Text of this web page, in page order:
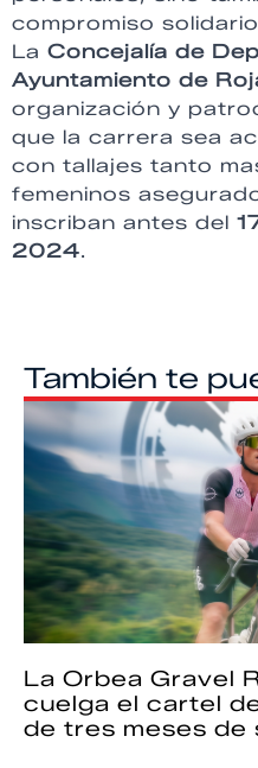
compromiso
La Concejalía de
Ayuntamiento de
organización y
que la carrera sea
con tallajes tanto
femeninos
inscriban antes del
2024.
También te
La Orbea Gravel
cuelga el cartel
de tres meses de